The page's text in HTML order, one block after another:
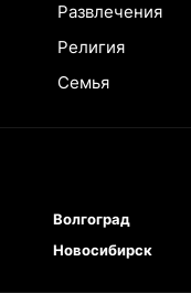
Развлечения
Религия
Семья
Волгоград
Новосибирск